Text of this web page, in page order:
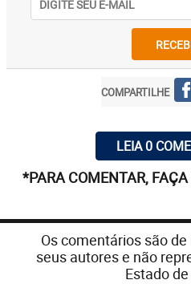
COMPARTILHE
LEIA 0
*PARA COMENTAR, FAÇA
Os comentários são
seus autores e não
Estado